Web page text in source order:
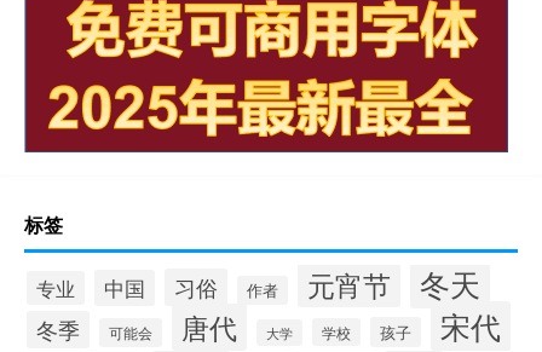
标签
专业 中国 习俗 作者 元宵节 冬天
冬季 可能会 唐代 大学 学校 孩子 宋代